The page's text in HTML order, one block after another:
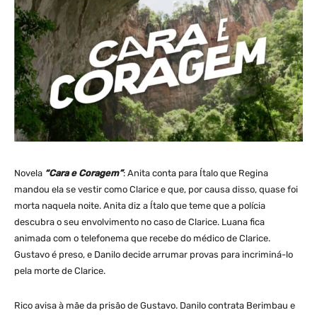
Novela “Cara e Coragem”: Anita conta para Ítalo que Regina
mandou ela se vestir como Clarice e que, por causa disso, quase foi
morta naquela noite. Anita diz a Ítalo que teme que a polícia
descubra o seu envolvimento no caso de Clarice. Luana fica
animada com o telefonema que recebe do médico de Clarice.
Gustavo é preso, e Danilo decide arrumar provas para incriminá-lo
pela morte de Clarice.
Rico avisa à mãe da prisão de Gustavo. Danilo contrata Berimbau e